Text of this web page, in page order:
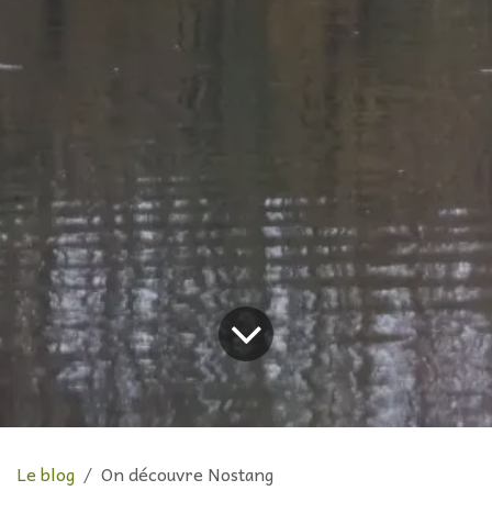
Le blog On découvre Nostang